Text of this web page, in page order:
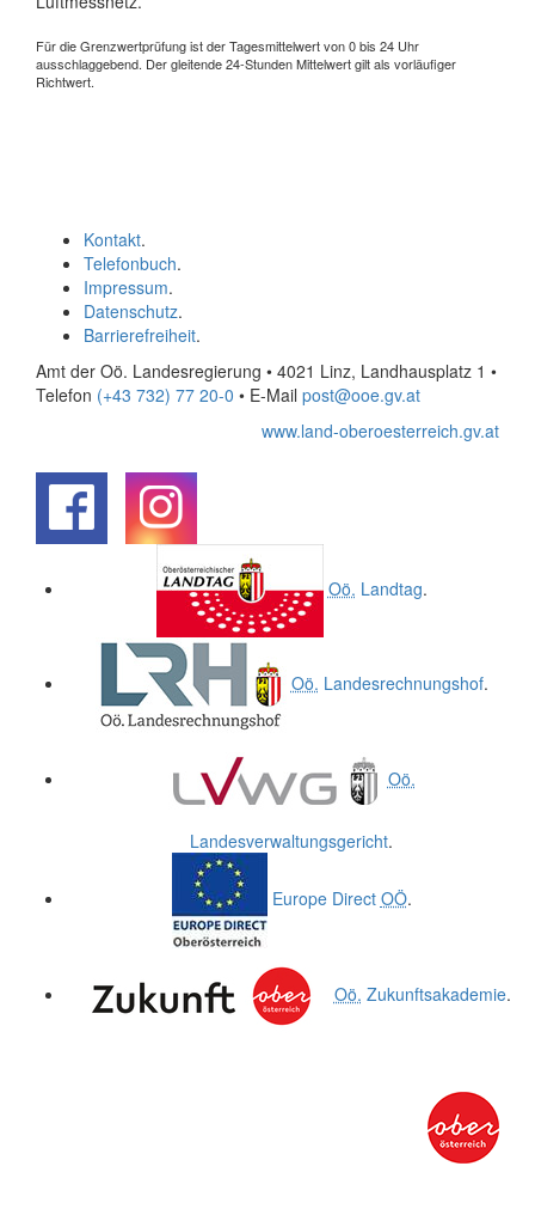
Für die Grenzwertprüfung ist der Tagesmittelwert von 0 bis 24 Uhr
ausschlaggebend. Der gleitende 24-Stunden Mittelwert gilt als vorläufiger
Richtwert.
Kontakt.
Telefonbuch.
Impressum.
Datenschutz.
Barrierefreiheit.
Amt der Oö. Landesregierung • 4021 Linz, Landhausplatz 1 •
Telefon (+43 732) 77 20-0 • E-Mail post@ooe.gv.at
www.land-oberoesterreich.gv.at
Oö. Landtag.
Oö. Landesrechnungshof.
Oö.
Landesverwaltungsgericht.
Europe Direct OÖ.
Oö. Zukunftsakademie.